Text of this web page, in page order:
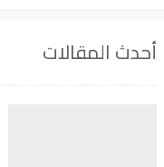
أحدث المقالات